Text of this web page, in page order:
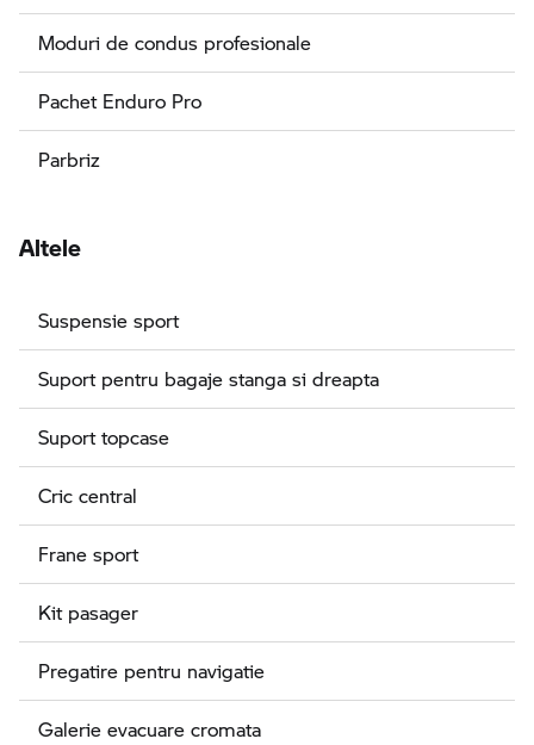
Moduri de condus profesionale
Pachet Enduro Pro
Parbriz
Altele
Suspensie sport
Suport pentru bagaje stanga si dreapta
Suport topcase
Cric central
Frane sport
Kit pasager
Pregatire pentru navigatie
Galerie evacuare cromata